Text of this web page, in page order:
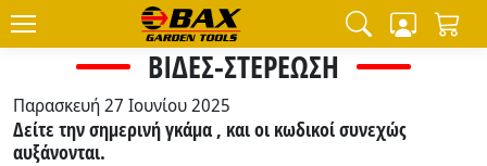
ΒΙΔΕΣ-ΣΤΕΡΕΩΣΗ
Παρασκευή 27 Ιουνίου 2025
Δείτε την σημερινή γκάμα , και οι κωδικοί συνεχώς
αυξάνονται.